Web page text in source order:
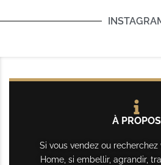
À PROPOS
Si vous vendez ou
Home, si embellir, agrandir,